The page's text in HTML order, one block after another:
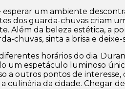
esperar um ambiente
dos guarda-chuvas
Além da beleza estética,
chuvas, sinta a brisa e
horários do dia.
um espetáculo luminoso
a outros pontos de interesse,
culinária da cidade. Chegar